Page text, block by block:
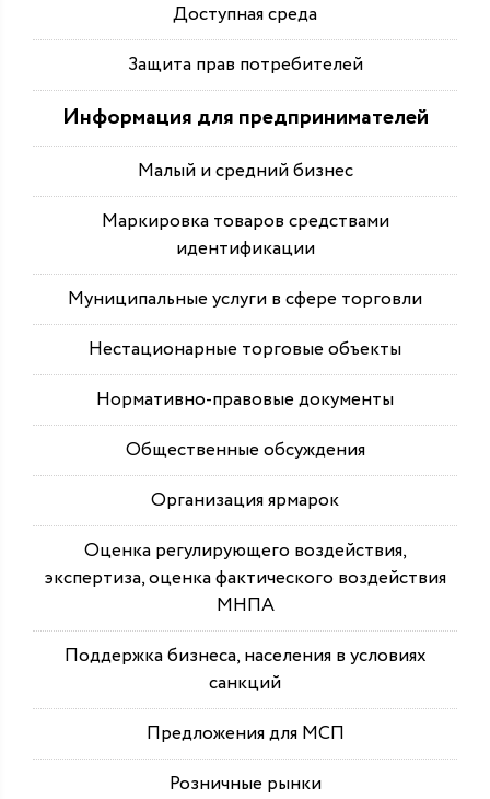
Доступная среда
Защита прав потребителей
Информация для предпринимателей
Малый и средний бизнес
Маркировка товаров средствами
идентификации
Муниципальные услуги в сфере торговли
Нестационарные торговые объекты
Нормативно-правовые документы
Общественные обсуждения
Организация ярмарок
Оценка регулирующего воздействия,
экспертиза, оценка фактического воздействия
МНПА
Поддержка бизнеса, населения в условиях
санкций
Предложения для МСП
Розничные рынки